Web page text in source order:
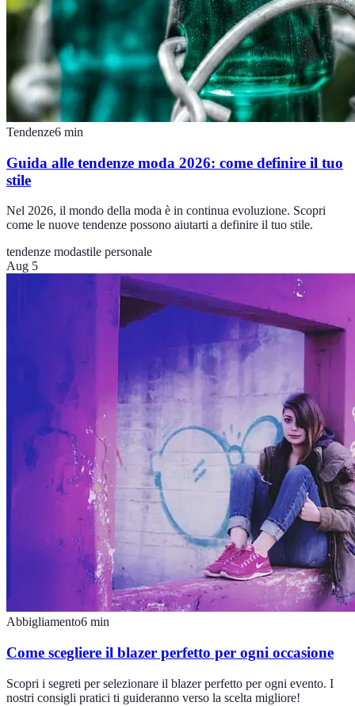
Tendenze6 min
Guida alle tendenze moda 2026: come definire il tuo
stile
Nel 2026, il mondo della moda è in continua evoluzione. Scopri
come le nuove tendenze possono aiutarti a definire il tuo stile.
tendenze modastile personale
Aug 5
Abbigliamento6 min
Come scegliere il blazer perfetto per ogni occasione
Scopri i segreti per selezionare il blazer perfetto per ogni evento. I
nostri consigli pratici ti guideranno verso la scelta migliore!